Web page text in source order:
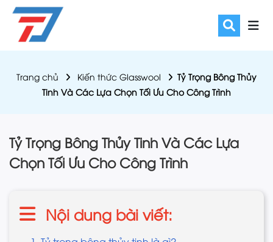
Trang chủ Kiến thức Glasswool
Tỷ Trọng Bông Thủy
Tinh Và Các Lựa Chọn Tối Ưu Cho Công Trình
Tỷ Trọng Bông Thủy Tinh Và Các Lựa
Chọn Tối Ưu Cho Công Trình
Nội dung bài viết: